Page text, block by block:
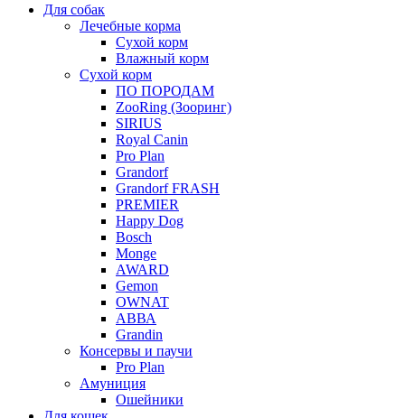
Для собак
Лечебные корма
Сухой корм
Влажный корм
Сухой корм
ПО ПОРОДАМ
ZooRing (Зооринг)
SIRIUS
Royal Canin
Pro Plan
Grandorf
Grandorf FRASH
PREMIER
Happy Dog
Bosch
Monge
AWARD
Gemon
OWNAT
АВВА
Grandin
Консервы и паучи
Pro Plan
Амуниция
Ошейники